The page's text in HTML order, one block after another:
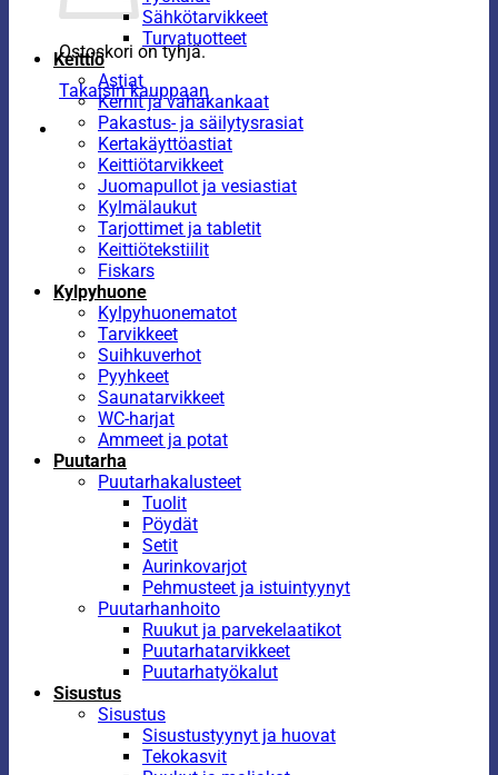
Ostoskori on tyhjä.
Takaisin kauppaan
Sähkötarvikkeet
Turvatuotteet
Keittiö
Astiat
Kernit ja vahakankaat
Pakastus- ja säilytysrasiat
Kertakäyttöastiat
Keittiötarvikkeet
Juomapullot ja vesiastiat
Kylmälaukut
Tarjottimet ja tabletit
Keittiötekstiilit
Fiskars
Kylpyhuone
Kylpyhuonematot
Tarvikkeet
Suihkuverhot
Pyyhkeet
Saunatarvikkeet
WC-harjat
Ammeet ja potat
Puutarha
Puutarhakalusteet
Tuolit
Pöydät
Setit
Aurinkovarjot
Pehmusteet ja istuintyynyt
Puutarhanhoito
Ruukut ja parvekelaatikot
Puutarhatarvikkeet
Puutarhatyökalut
Sisustus
Sisustus
Sisustustyynyt ja huovat
Tekokasvit